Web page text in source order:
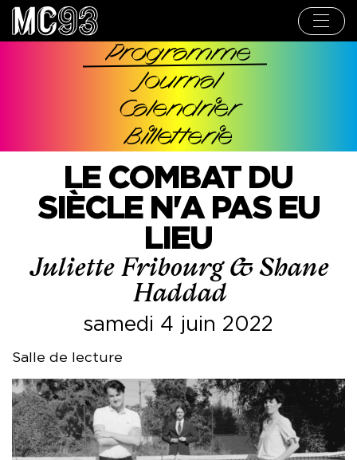
Aller
contenu
Navigation
Programme
Journal
Calendrier
Billetterie
LE COMBAT DU
SIÈCLE N'A PAS EU
LIEU
Juliette Fribourg & Shane
Haddad
samedi 4 juin 2022
Salle de lecture